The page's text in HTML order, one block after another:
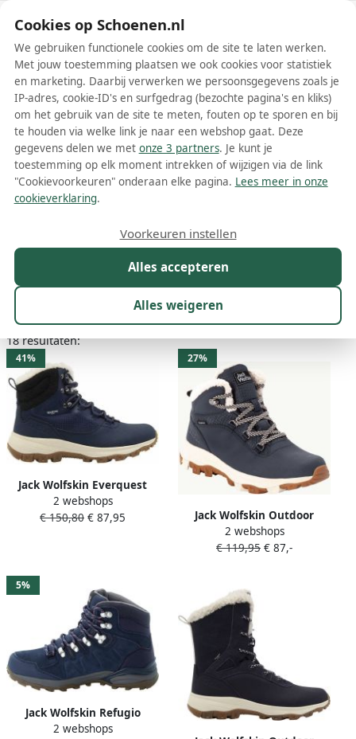
Schoenen.nl
Wis filters Alle filters
Blauwe Jack Wolfskin
damesschoenen
Meer lezen
Instappers Laarzen Sandalen Sneakers Snowboots
18 resultaten:
41%
Jack Wolfskin Everquest
Texapore High Women
Waterdichte
2 webshops
€ 150,80 € 87,95
27%
Jack Wolfskin Outdoor
winterlaarzen EVERQUEST
TEXAPORE MID W
gevoerd
2 webshops
€ 119,95 € 87,-
5%
Jack Wolfskin Refugio
Texapore Mid Women
2 webshops
Cookies op Schoenen.nl
We gebruiken functionele cookies om de site te laten werken.
Met jouw toestemming plaatsen we ook cookies voor statistiek
en marketing. Daarbij verwerken we persoonsgegevens zoals je
IP-adres, cookie-ID's en surfgedrag (bezochte pagina's en kliks)
om het gebruik van de site te meten, fouten op te sporen en bij
te houden via welke link je naar een webshop gaat. Deze
gegevens delen we met onze 3 partners. Je kunt je
toestemming op elk moment intrekken of wijzigen via de link
"Cookievoorkeuren" onderaan elke pagina. Lees meer in onze
cookieverklaring.
Alles accepteren
Alles weigeren
Voorkeuren instellen